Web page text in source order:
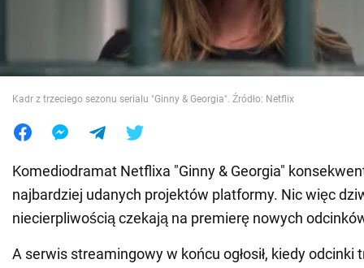
Jedzenie
Kadr z trzeciego sezonu serialu "Ginny & Georgia". Źródło: Netflix
Komediodramat Netflixa "Ginny & Georgia"
najbardziej udanych projektów platformy. Nic więc
niecierpliwością czekają na premierę nowych
A serwis streamingowy w końcu ogłosił, kiedy odcinki